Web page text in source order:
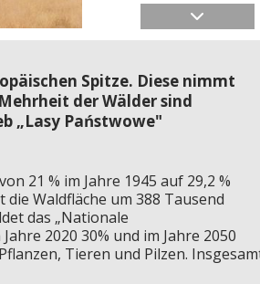
Spitze. Diese nimmt
der Wälder sind
„Lasy Państwowe"
21 % im Jahre 1945 auf 29,2 %
Waldfläche um 388 Tausend
das „Nationale
2020 30% und im Jahre 2050
Tieren und Pilzen.